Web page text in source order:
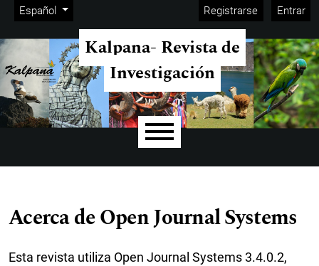
Ir al menú de navegación principal
Ir al contenido principal
Ir al pie de página del sitio
Cambiar el idioma. El idioma actual es:
Español
Menú de administración Registrarse Entrar
Kalpana- Revista de
Investigación
Acerca de Open Journal Systems
Esta revista utiliza Open Journal Systems 3.4.0.2,